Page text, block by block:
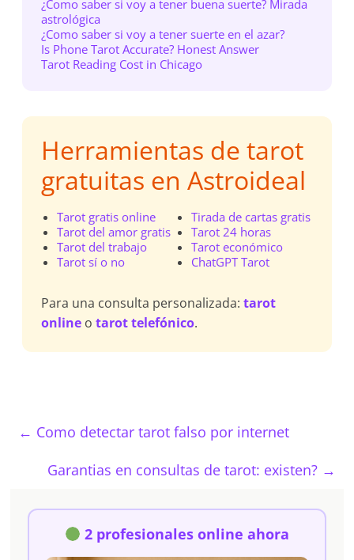
¿Como saber si voy a tener buena suerte? Mirada
astrológica
¿Como saber si voy a tener suerte en el azar?
Is Phone Tarot Accurate? Honest Answer
Tarot Reading Cost in Chicago
Herramientas de tarot
gratuitas en Astroideal
Tarot gratis online
Tarot del amor gratis
Tarot del trabajo
Tarot sí o no
Tirada de cartas gratis
Tarot 24 horas
Tarot económico
ChatGPT Tarot
Para una consulta personalizada:tarot
online otarot telefónico.
← Como detectar tarot falso por internet
Garantias en consultas de tarot: existen? →
2 profesionales online ahora